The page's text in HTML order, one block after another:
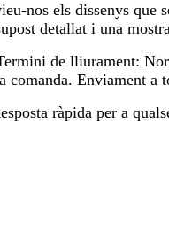
nos els dissenys que
detallat i una
de lliurament:
comanda. Enviament a
ràpida per a